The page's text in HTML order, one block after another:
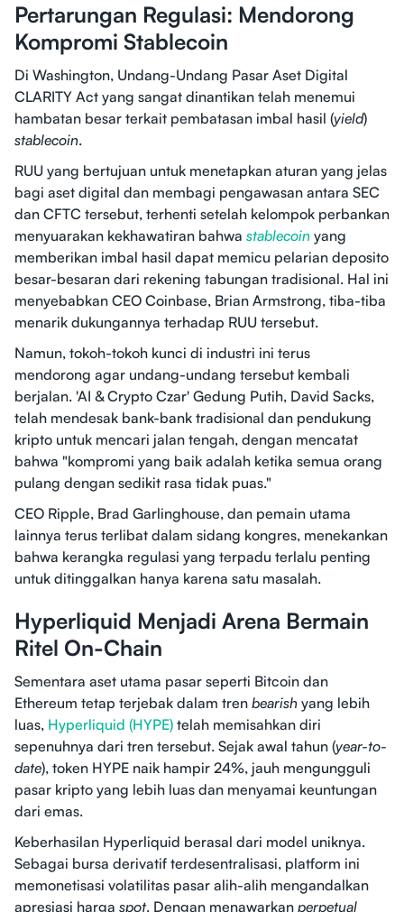
Pertarungan Regulasi: Mendorong
Kompromi Stablecoin
Di Washington, Undang-Undang Pasar Aset Digital
CLARITY Act yang sangat dinantikan telah menemui
hambatan besar terkait pembatasan imbal hasil (yield)
stablecoin.
RUU yang bertujuan untuk menetapkan aturan yang jelas
bagi aset digital dan membagi pengawasan antara SEC
dan CFTC tersebut, terhenti setelah kelompok perbankan
menyuarakan kekhawatiran bahwa stablecoin yang
memberikan imbal hasil dapat memicu pelarian deposito
besar-besaran dari rekening tabungan tradisional. Hal ini
menyebabkan CEO Coinbase, Brian Armstrong, tiba-tiba
menarik dukungannya terhadap RUU tersebut.
Namun, tokoh-tokoh kunci di industri ini terus
mendorong agar undang-undang tersebut kembali
berjalan. 'AI & Crypto Czar' Gedung Putih, David Sacks,
telah mendesak bank-bank tradisional dan pendukung
kripto untuk mencari jalan tengah, dengan mencatat
bahwa "kompromi yang baik adalah ketika semua orang
pulang dengan sedikit rasa tidak puas."
CEO Ripple, Brad Garlinghouse, dan pemain utama
lainnya terus terlibat dalam sidang kongres, menekankan
bahwa kerangka regulasi yang terpadu terlalu penting
untuk ditinggalkan hanya karena satu masalah.
Hyperliquid Menjadi Arena Bermain
Ritel On-Chain
Sementara aset utama pasar seperti Bitcoin dan
Ethereum tetap terjebak dalam tren bearish yang lebih
luas, Hyperliquid (HYPE) telah memisahkan diri
sepenuhnya dari tren tersebut. Sejak awal tahun (year-to-
date), token HYPE naik hampir 24%, jauh mengungguli
pasar kripto yang lebih luas dan menyamai keuntungan
dari emas.
Keberhasilan Hyperliquid berasal dari model uniknya.
Sebagai bursa derivatif terdesentralisasi, platform ini
memonetisasi volatilitas pasar alih-alih mengandalkan
apresiasi harga spot. Dengan menawarkan perpetual